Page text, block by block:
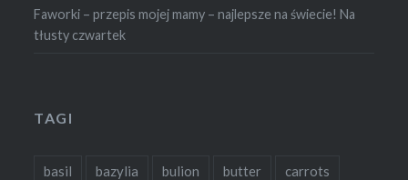
Faworki – przepis mojej mamy – najlepsze na świecie! Na
tłusty czwartek
TAGI
basil bazylia bulion butter carrots